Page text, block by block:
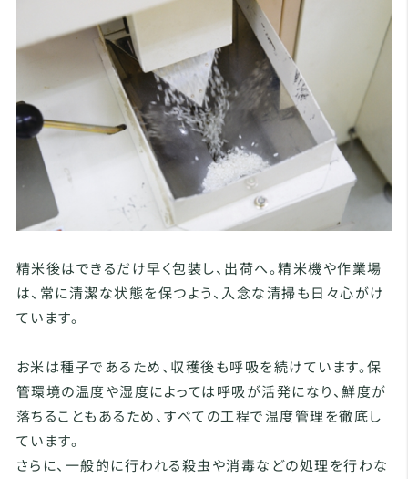
精米後はできるだけ早く包装し、出荷へ。精米機や作業場
は、常に清潔な状態を保つよう、入念な清掃も日々心がけ
ています。
お米は種子であるため、収穫後も呼吸を続けています。保
管環境の温度や湿度によっては呼吸が活発になり、鮮度が
落ちることもあるため、すべての工程で温度管理を徹底し
ています。
さらに、一般的に行われる殺虫や消毒などの処理を行わな